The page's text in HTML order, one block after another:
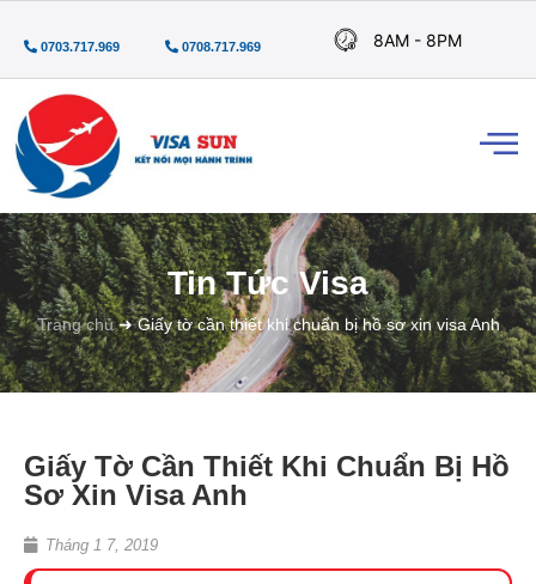
0703.717.969 0708.717.969 8AM - 8PM
Tin Tức Visa
Trang chủ➜Giấy tờ cần thiết khi chuẩn bị hồ sơ xin visa Anh
Giấy Tờ Cần Thiết Khi Chuẩn Bị Hồ
Sơ Xin Visa Anh
Tháng 1 7, 2019